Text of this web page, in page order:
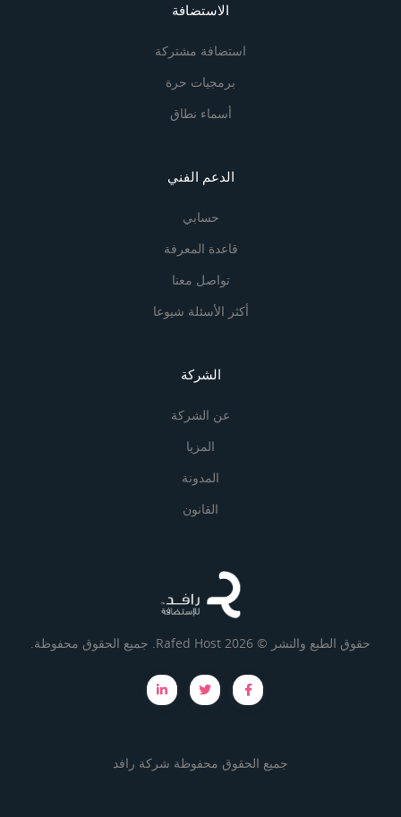
الاستضافة
استضافة مشتركة
برمجيات حرة
أسماء نطاق
الدعم الفني
حسابي
قاعدة المعرفة
تواصل معنا
أكثر الأسئلة شيوعا
الشركة
عن الشركة
المزيا
المدونة
القانون
حقوق الطبع والنشر © 2026 Rafed Host. جميع الحقوق محفوظة.
جميع الحقوق محفوظة شركة رافد